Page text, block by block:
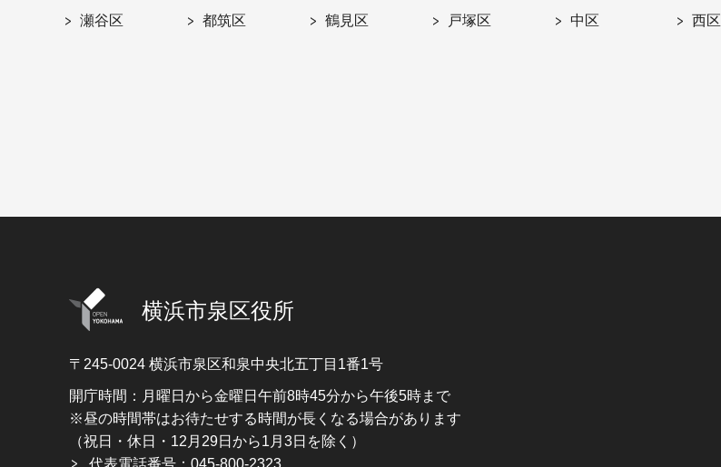
瀬谷区 都筑区 鶴見区 戸塚区 中区 西区
横浜市泉区役所
〒245-0024 横浜市泉区和泉中央北五丁目1番1号
開庁時間：月曜日から金曜日午前8時45分から午後5時まで
※昼の時間帯はお待たせする時間が長くなる場合があります
（祝日・休日・12月29日から1月3日を除く）